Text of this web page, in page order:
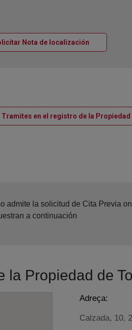
Nota de localizaciónVentana nueva
en el registro de la
admite la solicitud de Cita Previa
a continuación
la Propiedad de
Adreça:
Calzada, 10,